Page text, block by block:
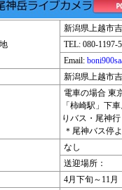
新潟県上越市
TEL: 080-1197-
Email:
新潟県上越市
電車の場合 東
「柿崎駅」下
りバス・尾神
＊尾神バス停
なし
送迎場所：
4月下旬～11月